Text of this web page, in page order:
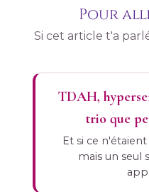
un
formation énergétique
considérable. Non
mieux quand
enseignants et
profond et
hypersensibles
devient une
remarquable — et
Pour
Si cet article t'a
TDAH,
trio que
Et si ce
mais un seul